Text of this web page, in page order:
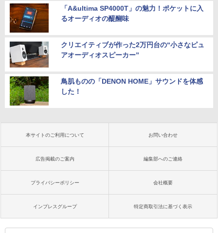
「A&ultima SP4000T」の魅力！ポケットに入
るオーディオの醍醐味
クリエイティブが作った2万円台の“小さなピュ
アオーディオスピーカー”
鳥肌ものの「DENON HOME」サウンドを体感
した！
本サイトのご利用について お問い合わせ
広告掲載のご案内 編集部へのご連絡
プライバシーポリシー 会社概要
インプレスグループ 特定商取引法に基づく表示